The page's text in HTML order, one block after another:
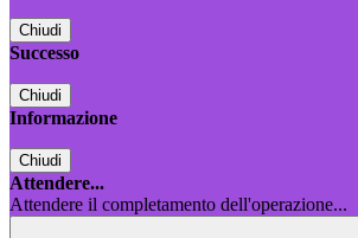
Chiudi
Successo
Chiudi
Informazione
Chiudi
Attendere...
Attendere il completamento dell'operazione...